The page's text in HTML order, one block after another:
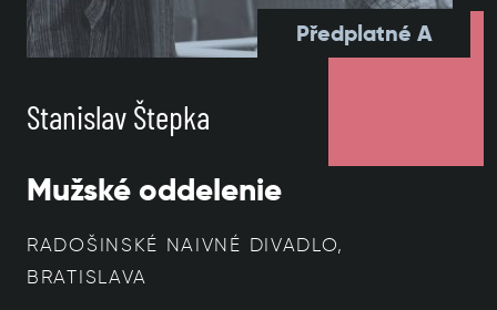
Předplatné A
Stanislav Štepka
Mužské oddelenie
RADOŠINSKÉ NAIVNÉ DIVADLO,
BRATISLAVA